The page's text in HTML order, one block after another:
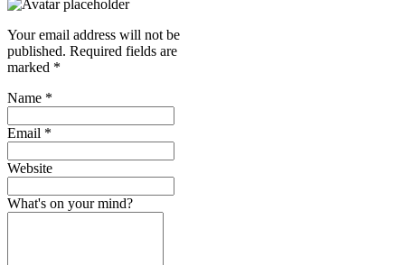
Your email address will not be
published. Required fields are
marked *
Name *
Email *
Website
What's on your mind?